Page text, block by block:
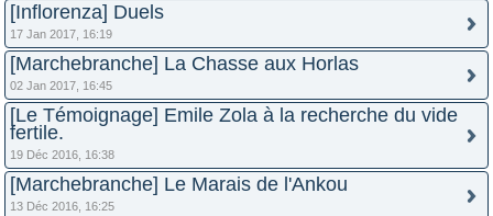
[Inflorenza] Duels
17 Jan 2017, 16:19
[Marchebranche] La Chasse aux Horlas
02 Jan 2017, 16:45
[Le Témoignage] Emile Zola à la recherche du vide
fertile.
19 Déc 2016, 16:38
[Marchebranche] Le Marais de l'Ankou
13 Déc 2016, 16:25